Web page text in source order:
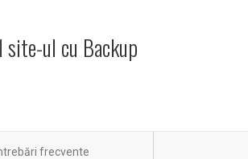
ul cu Backup
frecvente